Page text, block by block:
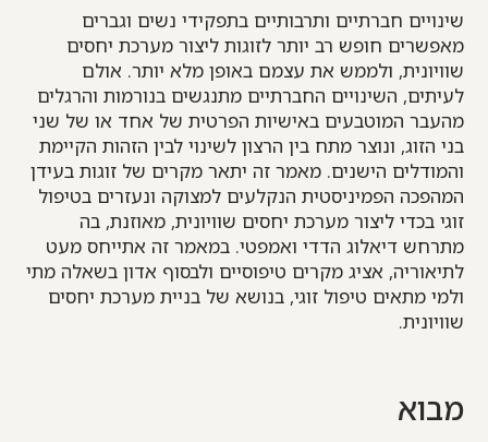
שינויים חברתיים ותרבותיים בתפקידי נשים וגברים
מאפשרים חופש רב יותר לזוגות ליצור מערכת יחסים
שוויונית, ולממש את עצמם באופן מלא יותר. אולם
לעיתים, השינויים החברתיים מתנגשים בנורמות והרגלים
מהעבר המוטבעים באישיות הפרטית של אחד או של שני
בני הזוג, ונוצר מתח בין הרצון לשינוי לבין הזהות הקיימת
והמודלים הישנים. מאמר זה יתאר מקרים של זוגות בעידן
המהפכה הפמיניסטית הנקלעים למצוקה ונעזרים בטיפול
זוגי בכדי ליצור מערכת יחסים שוויונית, מאוזנת, בה
מתרחש דיאלוג הדדי ואמפטי. במאמר זה אתייחס מעט
לתיאוריה, אציג מקרים טיפוסיים ולבסוף אדון בשאלה מתי
ולמי מתאים טיפול זוגי, בנושא של בניית מערכת יחסים
שוויונית.
מבוא